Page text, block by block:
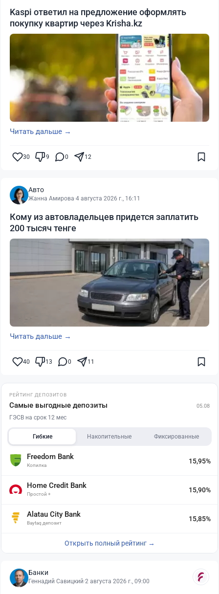
Kaspi ответил на предложение оформлять
покупку квартир через Krisha.kz
Читать дальше →
30 9 0 12
Авто
Жанна Амирова·4 августа 2026 г., 16:11
Кому из автовладельцев придется заплатить
200 тысяч тенге
Читать дальше →
40 13 0 11
РЕЙТИНГ ДЕПОЗИТОВ
Самые выгодные депозиты 05.08
ГЭСВ на срок 12 мес
Гибкие Накопительные Фиксированные
Freedom Bank
Копилка
15,95%
Home Credit Bank
Простой +
15,90%
Alatau City Bank
Baytaq депозит
15,85%
Открыть полный рейтинг →
Банки
Геннадий Савицкий·2 августа 2026 г., 09:00